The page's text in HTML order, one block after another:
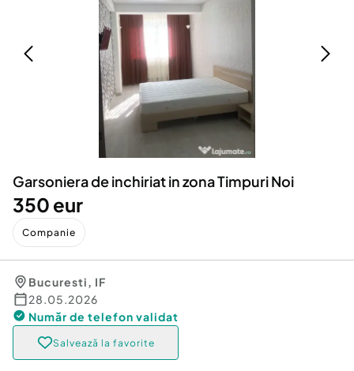
Animale de companie
Afaceri și echipamente profesionale
Inchiriere Bunuri si Vehicule
Utilaje agricole si industriale
Piese auto si accesorii
Dacia Duster
Garsoniera de inchiriat in zona Timpuri Noi
350 eur
Companie
Bucuresti, IF
28.05.2026
Număr de telefon validat
Salvează la favorite